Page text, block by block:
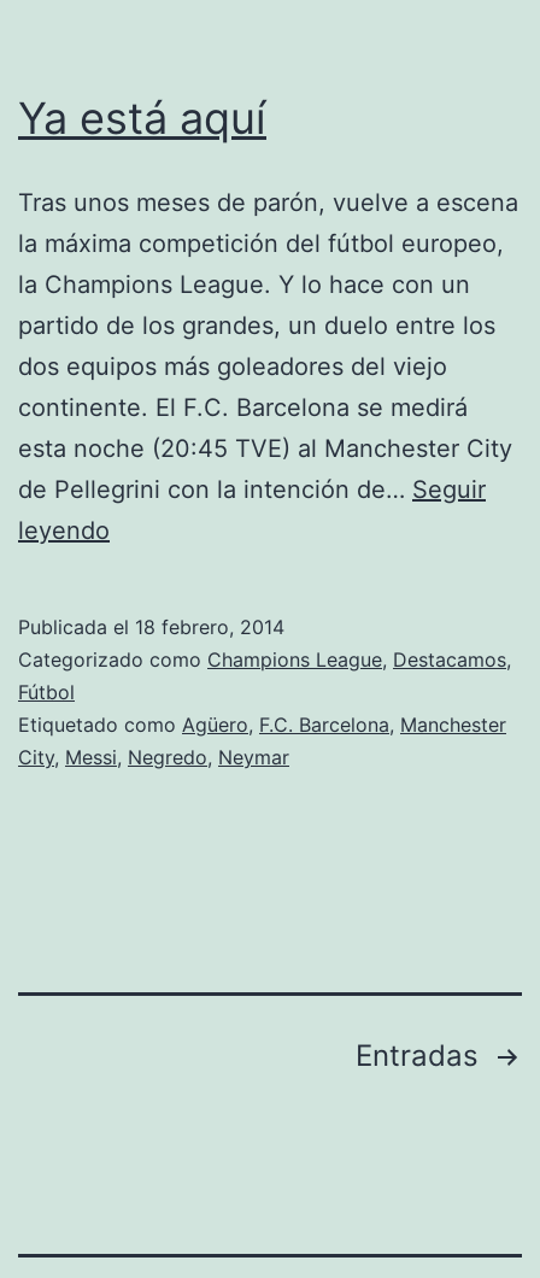
Ya está aquí
Tras unos meses de parón, vuelve a escena
la máxima competición del fútbol europeo,
la Champions League. Y lo hace con un
partido de los grandes, un duelo entre los
dos equipos más goleadores del viejo
continente. El F.C. Barcelona se medirá
esta noche (20:45 TVE) al Manchester City
de Pellegrini con la intención de… Seguir
leyendo
Publicada el 18 febrero, 2014
Categorizado como Champions League, Destacamos,
Fútbol
Etiquetado como Agüero, F.C. Barcelona, Manchester
City, Messi, Negredo, Neymar
Entradas